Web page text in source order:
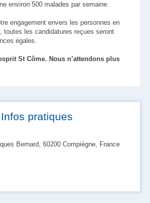
environ 500 malades par semaine.
engagement envers les personnes en
toutes les candidatures reçues seront
égales.
St Côme. Nous n’attendons plus
Infos pratiques
Bernard, 60200 Compiègne, France